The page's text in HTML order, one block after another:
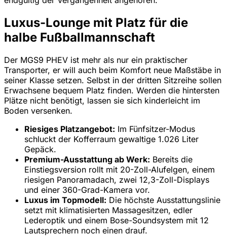
Luxus-Lounge mit Platz für die
halbe Fußballmannschaft
Der MGS9 PHEV ist mehr als nur ein praktischer
Transporter, er will auch beim Komfort neue Maßstäbe in
seiner Klasse setzen. Selbst in der dritten Sitzreihe sollen
Erwachsene bequem Platz finden. Werden die hintersten
Plätze nicht benötigt, lassen sie sich kinderleicht im
Boden versenken.
Riesiges Platzangebot: Im Fünfsitzer-Modus
schluckt der Kofferraum gewaltige 1.026 Liter
Gepäck.
Premium-Ausstattung ab Werk: Bereits die
Einstiegsversion rollt mit 20-Zoll-Alufelgen, einem
riesigen Panoramadach, zwei 12,3-Zoll-Displays
und einer 360-Grad-Kamera vor.
Luxus im Topmodell: Die höchste Ausstattungslinie
setzt mit klimatisierten Massagesitzen, edler
Lederoptik und einem Bose-Soundsystem mit 12
Lautsprechern noch einen drauf.